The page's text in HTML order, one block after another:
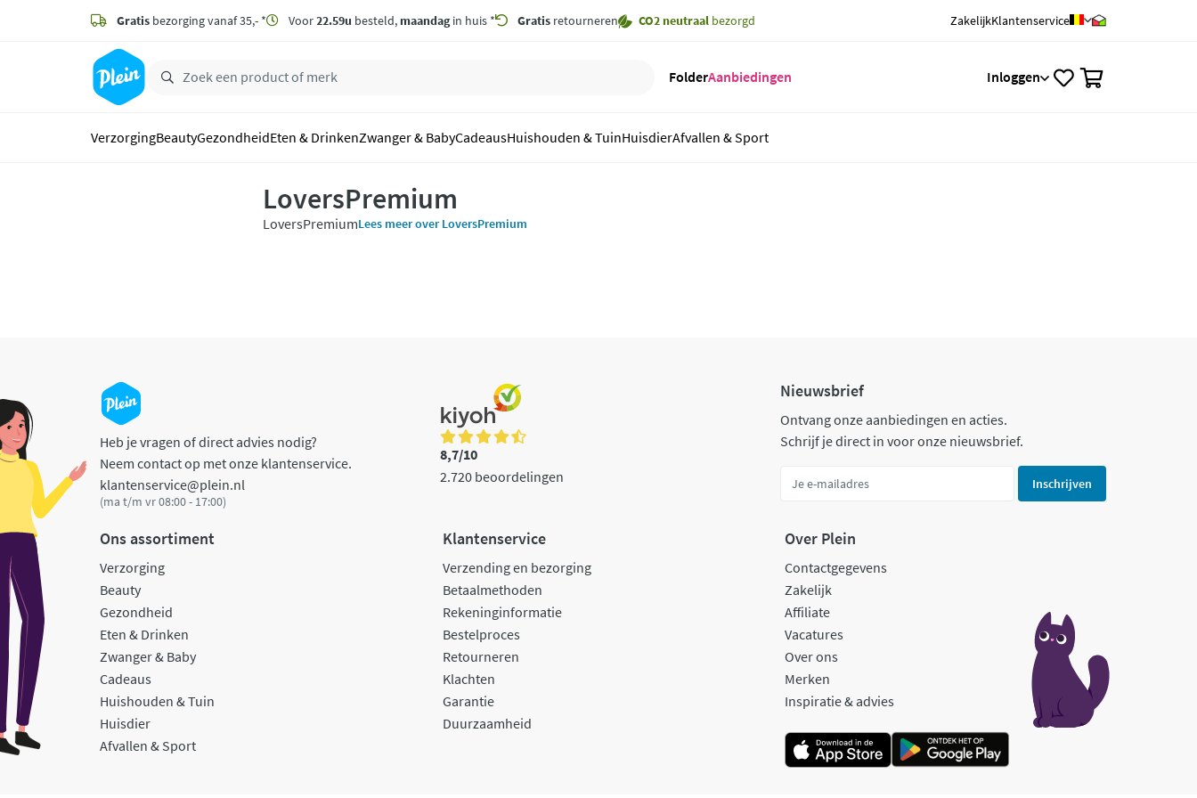
zoeken
hoofdinhoud
Gratis bezorging vanaf 35,- * Voor22.59u besteld, maandagin huis * Gratis retourneren CO2 neutraal bezorgd ZakelijkKlantenservice
FolderAanbiedingen Inloggen
VerzorgingBeautyGezondheidEten & DrinkenZwanger & BabyCadeausHuishouden & TuinHuisdierAfvallen & Sport
LoversPremium
LoversPremiumLees meer over LoversPremium
Heb je vragen of direct advies nodig?
Neem contact op met onze klantenservice.
klantenservice@plein.nl
(ma t/m vr 08:00 - 17:00)
8,7/10
2.720 beoordelingen
Nieuwsbrief
Ontvang onze aanbiedingen en acties.
Schrijf je direct in voor onze nieuwsbrief.
Inschrijven
Ons assortiment
Verzorging
Beauty
Gezondheid
Eten & Drinken
Zwanger & Baby
Cadeaus
Huishouden & Tuin
Huisdier
Afvallen & Sport
Klantenservice
Verzending en bezorging
Betaalmethoden
Rekeninginformatie
Bestelproces
Retourneren
Klachten
Garantie
Duurzaamheid
Over Plein
Contactgegevens
Zakelijk
Affiliate
Vacatures
Over ons
Merken
Inspiratie & advies